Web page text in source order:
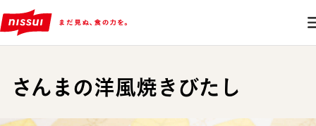
さんまの洋風焼きびたし